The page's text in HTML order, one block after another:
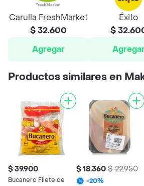
Carulla FreshMarket
$ 32.600
Agregar
Éxito
$
Productos similares en
$ 39.900
Bucanero Filete de
$ 18.360 $ 22.950
-20%